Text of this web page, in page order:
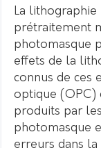
La
prétraitement
photomasque
effets de la
connus de ces
optique (OPC)
produits par
photomasque
erreurs dans la